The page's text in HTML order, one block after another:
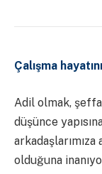
Çalışma
Adil olmak,
düşünce
arkadaşlarımıza
olduğuna